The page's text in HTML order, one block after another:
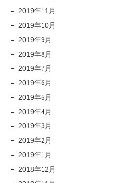
2019年11月
2019年10月
2019年9月
2019年8月
2019年7月
2019年6月
2019年5月
2019年4月
2019年3月
2019年2月
2019年1月
2018年12月